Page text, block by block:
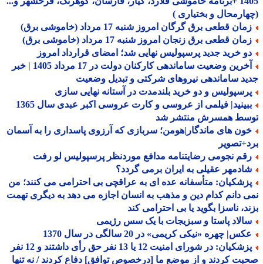
و بختیاری )
قطعی برق گرگان امروز شنبه 17 مرداد (خاموشی برق)
قطعی برق زنجان امروز شنبه 17 مرداد (خاموشی برق)
خرید جدید پرسپولیس نهایی شد؛ امضای قرارداد امروز
آخرین وضعیت ساماندهی کارکنان دولت در 17 مرداد 1405 | خبر
ساماندهی نیروهای شرکتی و تبدیل وضعیت
و دو خرید بلندمدت در آستانه نهایی سازی
ببینید| فیلمی از عروسی و کارت عروسی اکبر عبدی سال 1365
همسرش منتشر شد
های ماندگار|هومن؛ سربازی که آرزوی پاسداری را به آسمان
نجومی رضایتنامه مدافع موردنظر پرسپولیس لو رفت
عقیلی به ایران برمی گردد؟
متأسفانه عده ای به عراقچی بی احترامی می کنند؛ من
دانم کدام دین و مذهب به انسان اجازه می دهد به دیگری تهمت
ناسزا بگوید یا بی احترامی کند
پاستا و سبزیجات با یک سس رژیمی
چهره «نیکی کریمی» در 20 سالگی در سال 1370
پزشکیان: در شورای امنیت 12 یا 13 نفر حق رأی داشتند و 12 نفر
کردند و از موضع ما [درخصوص توافق] دفاع کردند / نه تنها